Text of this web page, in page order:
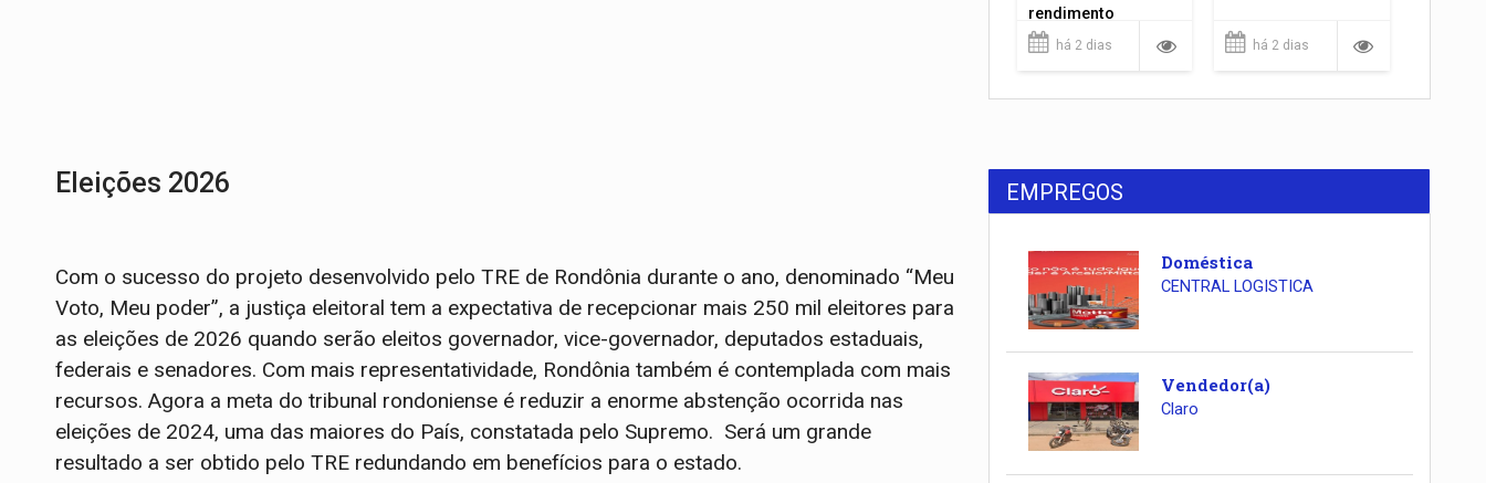
Eleições 2026
Com o sucesso do projeto desenvolvido pelo TRE de Rondônia durante o ano, denominado “Meu
Voto, Meu poder”, a justiça eleitoral tem a expectativa de recepcionar mais 250 mil eleitores para
as eleições de 2026 quando serão eleitos governador, vice-governador, deputados estaduais,
federais e senadores. Com mais representatividade, Rondônia também é contemplada com mais
recursos. Agora a meta do tribunal rondoniense é reduzir a enorme abstenção ocorrida nas
eleições de 2024, uma das maiores do País, constatada pelo Supremo. Será um grande
resultado a ser obtido pelo TRE redundando em benefícios para o estado.
rendimento
há 2 dias há 2 dias
EMPREGOS
Doméstica
CENTRAL LOGISTICA
Vendedor(a)
Claro